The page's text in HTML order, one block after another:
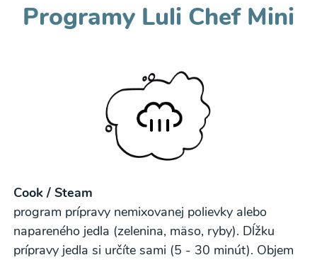
Programy Luli Chef Mini
Cook / Steam
program prípravy nemixovanej polievky alebo
napareného jedla (zelenina, mäso, ryby). Dĺžku
prípravy jedla si určíte sami (5 - 30 minút). Objem
Odber noviniek a akcií